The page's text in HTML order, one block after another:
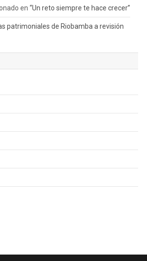
en “Un reto siempre te hace crecer”
patrimoniales de Riobamba a revisión